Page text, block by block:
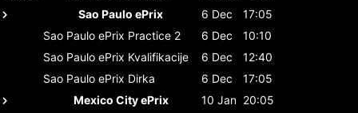
Sao Paulo ePrix
6 Dec
17:05
Sao Paulo ePrix Practice 2 6 Dec
10:10
Sao Paulo ePrix Kvalifikacije 6 Dec
12:40
Sao Paulo ePrix Dirka 6 Dec
17:05
Mexico City ePrix
10 Jan 20:05